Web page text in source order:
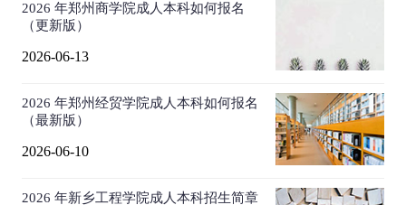
2026 年郑州商学院成人本科如何报名
（更新版）
2026-06-13
2026 年郑州经贸学院成人本科如何报名
（最新版）
2026-06-10
2026 年新乡工程学院成人本科招生简章